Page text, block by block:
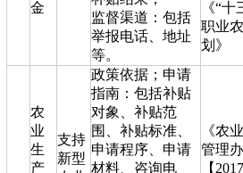
金
监督渠道：包括
举报电话、地址
等。
《“
职业
划》
农
业
生
产
支持
新型
政策依据；申请
指南：包括补贴
对象、补贴范
围、补贴标准、
申请程序、申请
材料、咨询电
《农
管理
【